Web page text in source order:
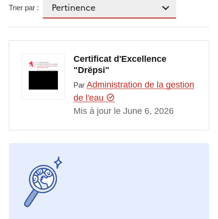
Trier par :
Certificat d'Excellence
"Drëpsi"
Par Administration de la gestion
de l'eau
Mis à jour le June 6, 2026